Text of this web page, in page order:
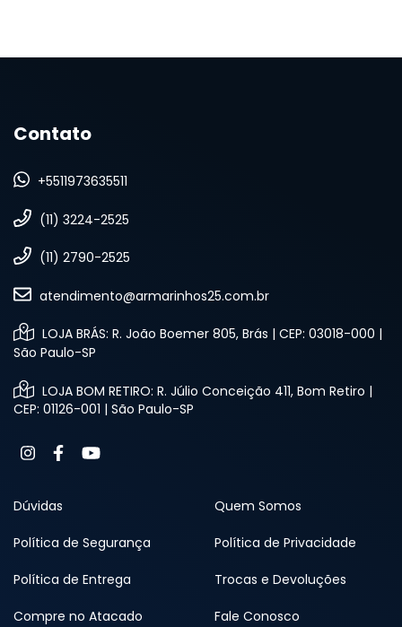
Contato
+5511973635511
(11) 3224-2525
(11) 2790-2525
atendimento@armarinhos25.com.br
LOJA BRÁS: R. João Boemer 805, Brás | CEP: 03018-000 |
São Paulo-SP
LOJA BOM RETIRO: R. Júlio Conceição 411, Bom Retiro |
CEP: 01126-001 | São Paulo-SP
Dúvidas Quem Somos
Política de Segurança Política de Privacidade
Política de Entrega Trocas e Devoluções
Compre no Atacado Fale Conosco